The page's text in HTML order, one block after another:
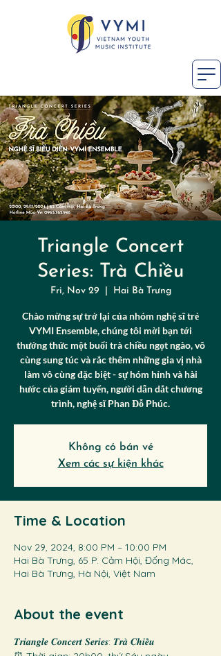
Triangle Concert
Series: Trà Chiều
Fri, Nov 29 Hai Bà Trưng
Chào mừng sự trở lại của nhóm nghệ sĩ trẻ
VYMI Ensemble, chúng tôi mời bạn tới
thưởng thức một buổi trà chiều ngọt ngào, vô
cùng sung túc và rắc thêm những gia vị nhà
làm vô cùng đặc biệt - sự hóm hỉnh và hài
hước của giám tuyển, người dẫn dắt chương
trình, nghệ sĩ Phan Đỗ Phúc.​
Không có bán vé
Xem các sự kiện khác
Time & Location
Nov 29, 2024, 8:00 PM – 10:00 PM
Hai Bà Trưng, 65 P. Cảm Hội, Đống Mác,
Hai Bà Trưng, Hà Nội, Việt Nam
About the event
𝑻𝒓𝒊𝒂𝒏𝒈𝒍𝒆 𝑪𝒐𝒏𝒄𝒆𝒓𝒕 𝑺𝒆𝒓𝒊𝒆𝒔: 𝑻𝒓𝒂̀ 𝑪𝒉𝒊𝒆̂̀𝒖